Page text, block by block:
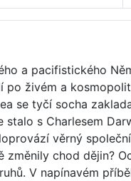
a pacifistického
živém a
se tyčí socha
s Charlesem
věrný
chod dějin?
V napínavém